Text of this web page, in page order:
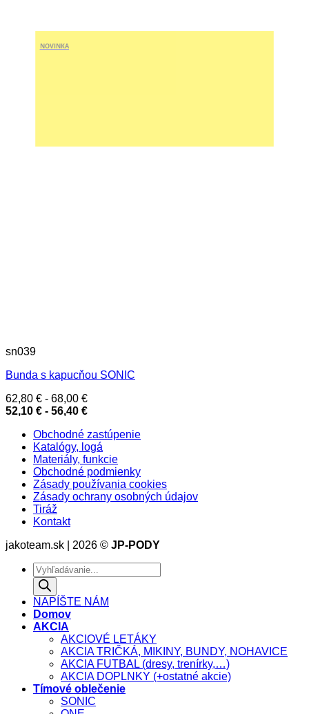
NOVINKA
sn039
Bunda s kapucňou SONIC
62,80 € - 68,00 €
52,10 € - 56,40 €
Obchodné zastúpenie
Katalógy, logá
Materiály, funkcie
Obchodné podmienky
Zásady používania cookies
Zásady ochrany osobných údajov
Tiráž
Kontakt
jakoteam.sk | 2026 © JP-PODY
Products
search
NAPÍŠTE NÁM
Domov
AKCIA
AKCIOVÉ LETÁKY
AKCIA TRIČKÁ, MIKINY, BUNDY, NOHAVICE
AKCIA FUTBAL (dresy, trenírky,…)
AKCIA DOPLNKY (+ostatné akcie)
Tímové oblečenie
SONIC